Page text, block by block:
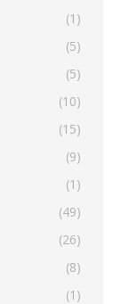
(1)
(5)
(5)
(10)
(15)
(9)
(1)
(49)
(26)
(8)
(1)